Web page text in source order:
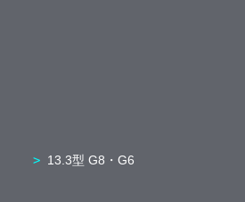
13.3型 G8・G6